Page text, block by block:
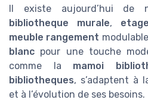
Il existe aujourd’hui de
bibliotheque murale,
meuble rangement
blanc pour une touche
comme la mamoi
bibliotheques, s’adaptent à
et à l’évolution de ses besoins.